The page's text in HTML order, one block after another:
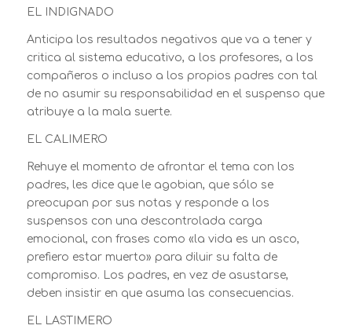
EL INDIGNADO
Anticipa los resultados negativos que va a tener y
critica al sistema educativo, a los profesores, a los
compañeros o incluso a los propios padres con tal
de no asumir su responsabilidad en el suspenso que
atribuye a la mala suerte.
EL CALIMERO
Rehuye el momento de afrontar el tema con los
padres, les dice que le agobian, que sólo se
preocupan por sus notas y responde a los
suspensos con una descontrolada carga
emocional, con frases como «la vida es un asco,
prefiero estar muerto» para diluir su falta de
compromiso. Los padres, en vez de asustarse,
deben insistir en que asuma las consecuencias.
EL LASTIMERO